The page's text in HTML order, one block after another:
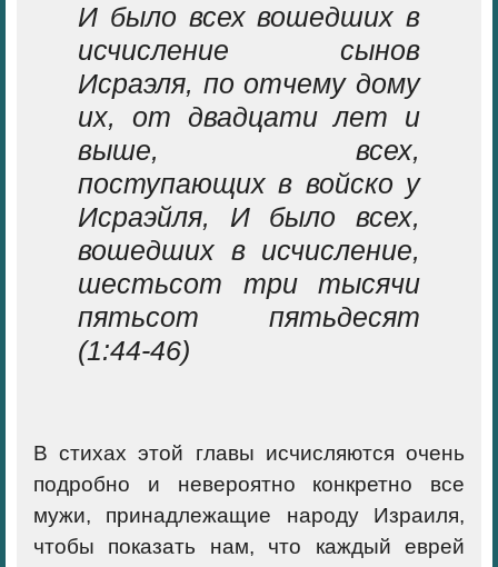
И было всех вошедших в
исчисление сынов
Исраэля, по отчему дому
их, от двадцати лет и
выше, всех,
поступающих в войско у
Исраэйля, И было всех,
вошедших в исчисление,
шестьсот три тысячи
пятьсот пятьдесят
(1:44-46)
В стихах этой главы исчисляются очень
подробно и невероятно конкретно все
мужи, принадлежащие народу Израиля,
чтобы показать нам, что каждый еврей